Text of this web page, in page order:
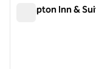
Hampton Inn &